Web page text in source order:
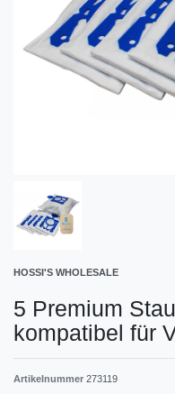
HOSSI'S WHOLESALE
5 Premium
kompatibel für
Artikelnummer 273119